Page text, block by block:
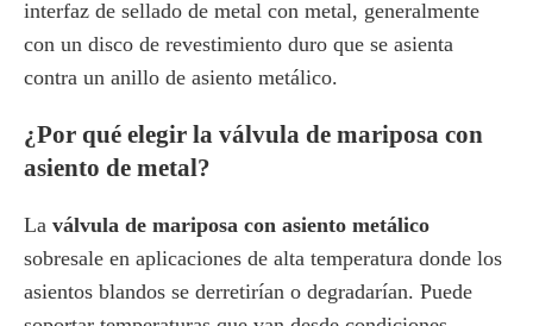
interfaz de sellado de metal con metal, generalmente
con un disco de revestimiento duro que se asienta
contra un anillo de asiento metálico.
¿Por qué elegir la válvula de mariposa con
asiento de metal?
La válvula de mariposa con asiento metálico
sobresale en aplicaciones de alta temperatura donde los
asientos blandos se derretirían o degradarían. Puede